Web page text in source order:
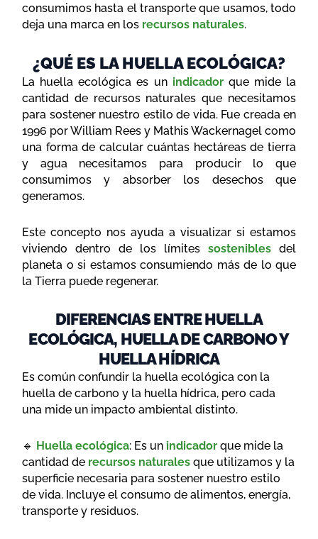
consumimos hasta el transporte que usamos, todo
deja una marca en los recursos naturales.
¿QUÉ ES LA HUELLA ECOLÓGICA?
La huella ecológica es un indicador que mide la
cantidad de recursos naturales que necesitamos
para sostener nuestro estilo de vida. Fue creada en
1996 por William Rees y Mathis Wackernagel como
una forma de calcular cuántas hectáreas de tierra
y agua necesitamos para producir lo que
consumimos y absorber los desechos que
generamos.
Este concepto nos ayuda a visualizar si estamos
viviendo dentro de los límites sostenibles del
planeta o si estamos consumiendo más de lo que
la Tierra puede regenerar.
DIFERENCIAS ENTRE HUELLA
ECOLÓGICA, HUELLA DE CARBONO Y
HUELLA HÍDRICA
Es común confundir la huella ecológica con la
huella de carbono y la huella hídrica, pero cada
una mide un impacto ambiental distinto.
🔹 Huella ecológica: Es un indicador que mide la
cantidad de recursos naturales que utilizamos y la
superficie necesaria para sostener nuestro estilo
de vida. Incluye el consumo de alimentos, energía,
transporte y residuos.